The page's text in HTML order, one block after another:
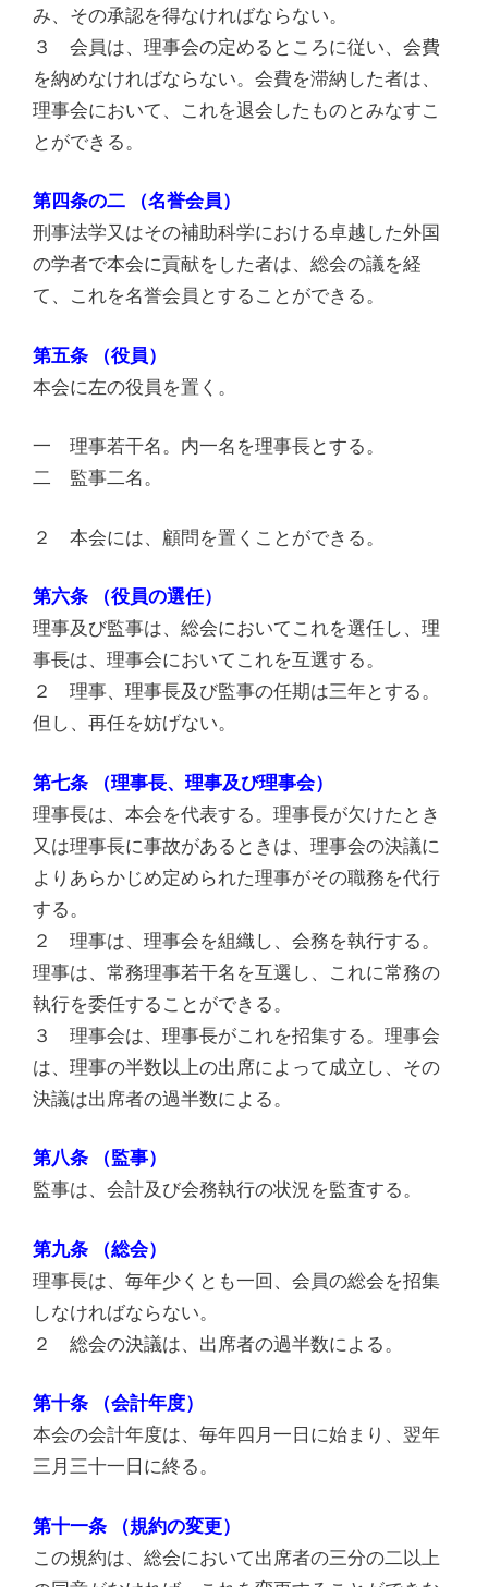
み、その承認を得なければならない。
３ 会員は、理事会の定めるところに従い、会費
を納めなければならない。会費を滞納した者は、
理事会において、これを退会したものとみなすこ
とができる。
第四条の二 （名誉会員）
刑事法学又はその補助科学における卓越した外国
の学者で本会に貢献をした者は、総会の議を経
て、これを名誉会員とすることができる。
第五条 （役員）
本会に左の役員を置く。
一 理事若干名。内一名を理事長とする。
二 監事二名。
２ 本会には、顧問を置くことができる。
第六条 （役員の選任）
理事及び監事は、総会においてこれを選任し、理
事長は、理事会においてこれを互選する。
２ 理事、理事長及び監事の任期は三年とする。
但し、再任を妨げない。
第七条 （理事長、理事及び理事会）
理事長は、本会を代表する。理事長が欠けたとき
又は理事長に事故があるときは、理事会の決議に
よりあらかじめ定められた理事がその職務を代行
する。
２ 理事は、理事会を組織し、会務を執行する。
理事は、常務理事若干名を互選し、これに常務の
執行を委任することができる。
３ 理事会は、理事長がこれを招集する。理事会
は、理事の半数以上の出席によって成立し、その
決議は出席者の過半数による。
第八条 （監事）
監事は、会計及び会務執行の状況を監査する。
第九条 （総会）
理事長は、毎年少くとも一回、会員の総会を招集
しなければならない。
２ 総会の決議は、出席者の過半数による。
第十条 （会計年度）
本会の会計年度は、毎年四月一日に始まり、翌年
三月三十一日に終る。
第十一条 （規約の変更）
この規約は、総会において出席者の三分の二以上